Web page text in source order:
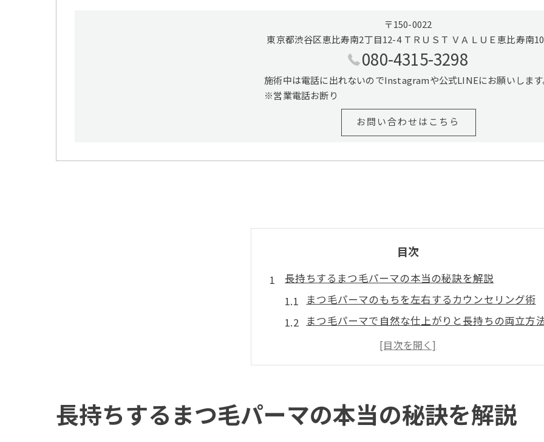
〒150-0022
東京都渋谷区恵比寿南2丁目12-4 ＴＲＵＳＴ ＶＡＬＵＥ恵比寿南
080-4315-3298
施術中は電話に出れないのでInstagramや公式LINEにお願いしま
※営業電話お断り
お問い合わせはこちら
目次
長持ちするまつ毛パーマの本当の秘訣を解説
まつ毛パーマのもちを左右するカウンセリング術
まつ毛パーマで自然な仕上がりと長持ちの両立方
まつ毛パーマの持続力を高める薬剤の選び方
まつ毛パーマもちが良い施術プロセスとは何か
まつ毛パーマが2ヶ月続く理由とは
まつ毛パーマの毛周期を見極めた施術の秘訣
長持ちするまつ毛パーマの本当の秘訣を解説